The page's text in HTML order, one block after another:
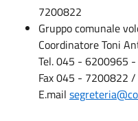
7200822
Gruppo comunale
Coordinatore Toni
Tel. 045 - 6200965
Fax 045 - 7200822
E.mail